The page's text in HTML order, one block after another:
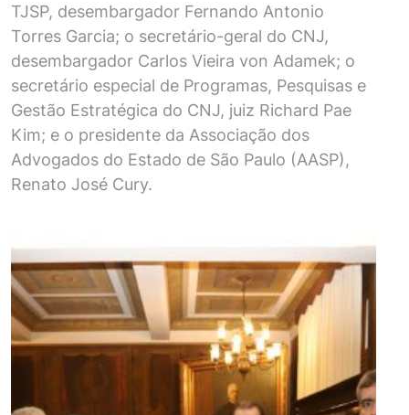
TJSP, desembargador Fernando Antonio
Torres Garcia; o secretário-geral do CNJ,
desembargador Carlos Vieira von Adamek; o
secretário especial de Programas, Pesquisas e
Gestão Estratégica do CNJ, juiz Richard Pae
Kim; e o presidente da Associação dos
Advogados do Estado de São Paulo (AASP),
Renato José Cury.